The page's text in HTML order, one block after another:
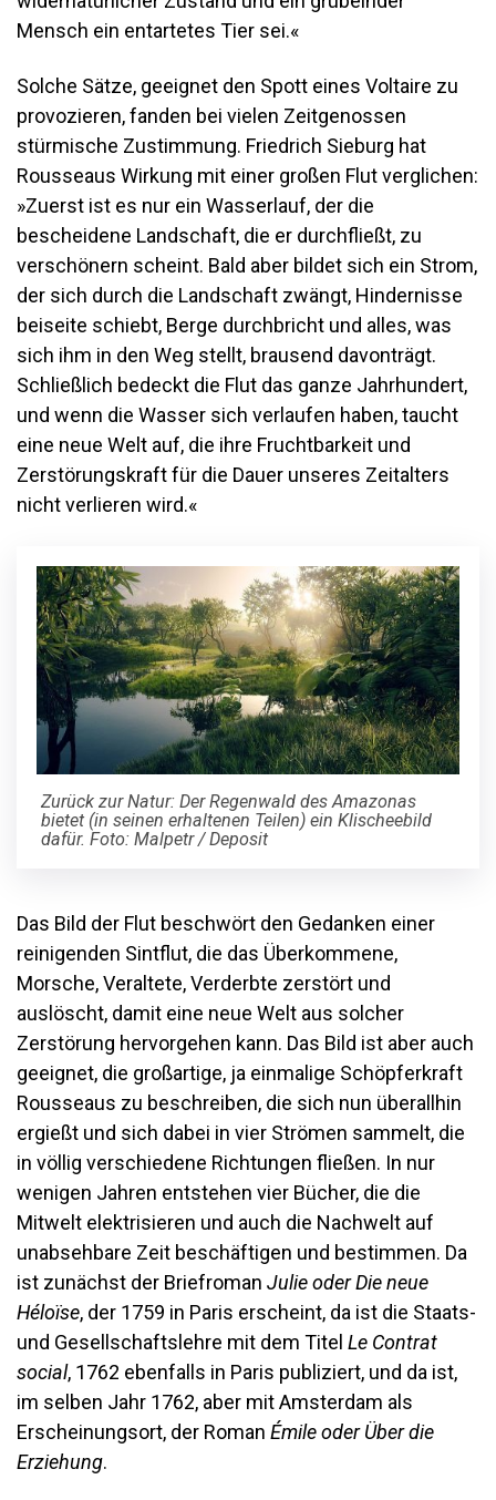
Mensch ein entartetes Tier sei.«
Solche Sätze, geeignet den Spott eines Voltaire zu
provozieren, fanden bei vielen Zeitgenossen
stürmische Zustimmung. Friedrich Sieburg hat
Rousseaus Wirkung mit einer großen Flut verglichen:
»Zuerst ist es nur ein Wasserlauf, der die
bescheidene Landschaft, die er durchfließt, zu
verschönern scheint. Bald aber bildet sich ein Strom,
der sich durch die Landschaft zwängt, Hindernisse
beiseite schiebt, Berge durchbricht und alles, was
sich ihm in den Weg stellt, brausend davonträgt.
Schließlich bedeckt die Flut das ganze Jahrhundert,
und wenn die Wasser sich verlaufen haben, taucht
eine neue Welt auf, die ihre Fruchtbarkeit und
Zerstörungskraft für die Dauer unseres Zeitalters
nicht verlieren wird.«
Zurück zur Natur: Der Regenwald des Amazonas
bietet (in seinen erhaltenen Teilen) ein Klischeebild
dafür. Foto: Malpetr / Deposit
Das Bild der Flut beschwört den Gedanken einer
reinigenden Sintflut, die das Überkommene,
Morsche, Veraltete, Verderbte zerstört und
auslöscht, damit eine neue Welt aus solcher
Zerstörung hervorgehen kann. Das Bild ist aber auch
geeignet, die großartige, ja einmalige Schöpferkraft
Rousseaus zu beschreiben, die sich nun überallhin
ergießt und sich dabei in vier Strömen sammelt, die
in völlig verschiedene Richtungen fließen. In nur
wenigen Jahren entstehen vier Bücher, die die
Mitwelt elektrisieren und auch die Nachwelt auf
unabsehbare Zeit beschäftigen und bestimmen. Da
ist zunächst der Briefroman Julie oder Die neue
Héloïse, der 1759 in Paris erscheint, da ist die Staats-
und Gesellschaftslehre mit dem Titel Le Contrat
social, 1762 ebenfalls in Paris publiziert, und da ist,
im selben Jahr 1762, aber mit Amsterdam als
Erscheinungsort, der Roman Émile oder Über die
Erziehung.